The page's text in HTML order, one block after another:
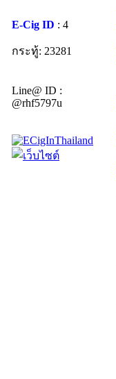
E-Cig ID : 4
กระทู้: 23281
Line@ ID :
@rhf5797u